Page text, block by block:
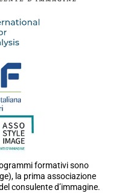
formativi sono
la prima associazione
consulente d’immagine.